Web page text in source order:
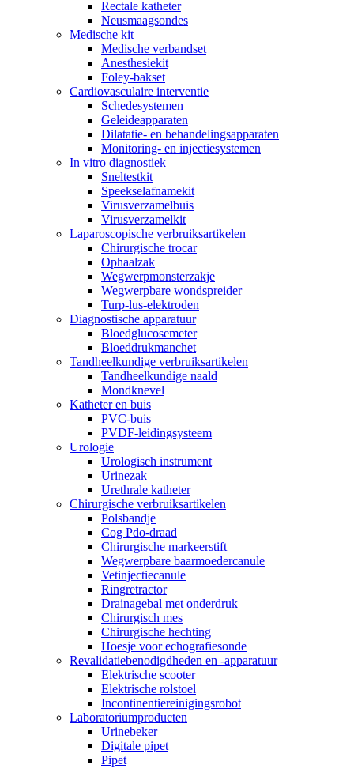
Rectale katheter
Neusmaagsondes
Medische kit
Medische verbandset
Anesthesiekit
Foley-bakset
Cardiovasculaire interventie
Schedesystemen
Geleideapparaten
Dilatatie- en behandelingsapparaten
Monitoring- en injectiesystemen
In vitro diagnostiek
Sneltestkit
Speekselafnamekit
Virusverzamelbuis
Virusverzamelkit
Laparoscopische verbruiksartikelen
Chirurgische trocar
Ophaalzak
Wegwerpmonsterzakje
Wegwerpbare wondspreider
Turp-lus-elektroden
Diagnostische apparatuur
Bloedglucosemeter
Bloeddrukmanchet
Tandheelkundige verbruiksartikelen
Tandheelkundige naald
Mondknevel
Katheter en buis
PVC-buis
PVDF-leidingsysteem
Urologie
Urologisch instrument
Urinezak
Urethrale katheter
Chirurgische verbruiksartikelen
Polsbandje
Cog Pdo-draad
Chirurgische markeerstift
Wegwerpbare baarmoedercanule
Vetinjectiecanule
Ringretractor
Drainagebal met onderdruk
Chirurgisch mes
Chirurgische hechting
Hoesje voor echografiesonde
Revalidatiebenodigdheden en -apparatuur
Elektrische scooter
Elektrische rolstoel
Incontinentiereinigingsrobot
Laboratoriumproducten
Urinebeker
Digitale pipet
Pipet